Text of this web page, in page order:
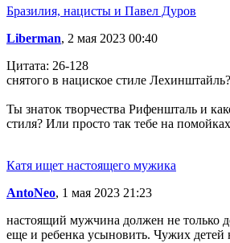
Бразилия, нацисты и Павел Дуров
Liberman, 2 мая 2023 00:40
Цитата: 26-128
снятого в нациское стиле Лехинштайль?
Ты знаток творчества Рифеншталь и
стиля? Или просто так тебе на
Катя ищет настоящего мужика
AntoNeo, 1 мая 2023 21:23
настоящий мужчина должен не только
еще и ребенка усыновить. Чужих детей